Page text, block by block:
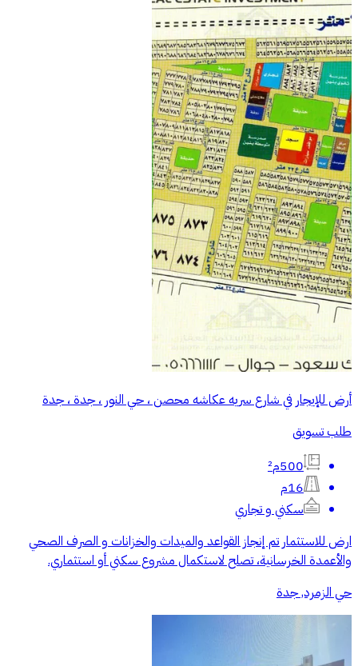
أرض للإيجار في شارع سريه عكاشه محصن ، حي النور ، جدة ، جدة
طلب تسويق
500م²
16م
سكني و تجاري
ارض للاستثمار تم إنجاز القواعد والميدات والخزانات و الصرف الصحي
والأعمدة الخرسانية، تصلح لاستكمال مشروع سكني أو استثماري.
حي الزمرد, جدة